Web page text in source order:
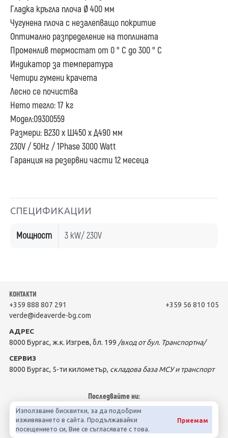
Използваме бисквитки, за да подобрим
изживяването в сайта. Продължавайки
посещението си, Вие се съгласявате с това.
Приемам
Гладка кръгла плоча Ø 400 мм
Чугунена плоча с незалепващо покритие
Оптимално разпределение на топлината
Променлив термостат от 0 ° C до 300 ° C
Индикатор за температура
Четири гумени крачета
Лесно се почиства
Нето тегло: 17 кг
Модел:09300559
Размери: В230 х Ш450 х Д490 мм
230V / 50Hz / 1Phase 3000 Watt
Гаранция на резервни части 12 месеца
СПЕЦИФИКАЦИИ
Мощност 3 kW/ 230V
КОНТАКТИ
+359 888 807 291
+359 56 810 105
verde@ideaverde-bg.com
АДРЕС
8000 Бургас, ж.к. Изгрев, бл. 199 /вход от бул. Транспортна/
СЕРВИЗ
8000 Бургас, 5-ти километър, складова база МСУ и транспорт
Последвайте ни: